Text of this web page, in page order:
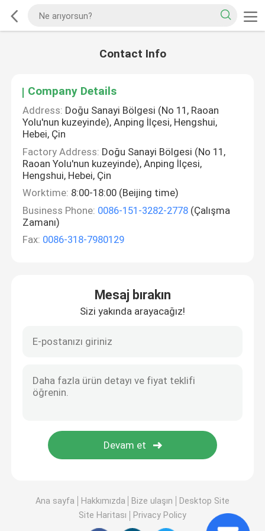
Contact Info
Company Details
Address: Doğu Sanayi Bölgesi (No 11, Raoan
Yolu'nun kuzeyinde), Anping İlçesi, Hengshui,
Hebei, Çin
Factory Address: Doğu Sanayi Bölgesi (No 11,
Raoan Yolu'nun kuzeyinde), Anping İlçesi,
Hengshui, Hebei, Çin
Worktime: 8:00-18:00 (Beijing time)
Business Phone: 0086-151-3282-2778 (Çalışma
Zamanı)
Fax: 0086-318-7980129
Mesaj bırakın
Sizi yakında arayacağız!
Ana sayfa Hakkımızda Bize ulaşın
Desktop Site
Site Haritası
Privacy Policy